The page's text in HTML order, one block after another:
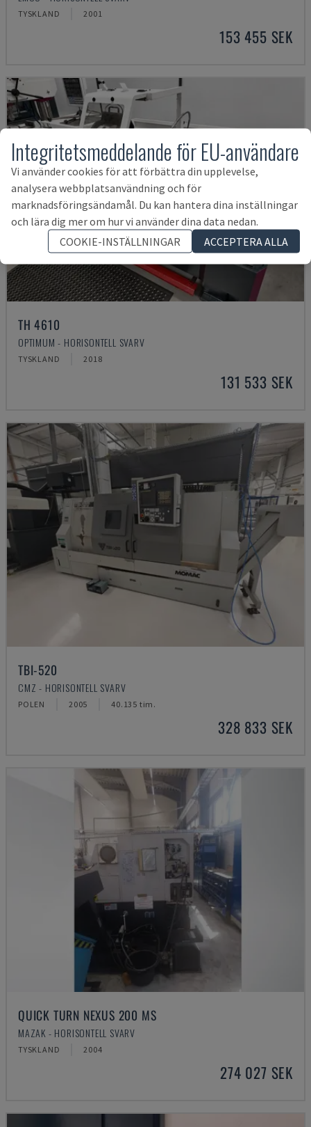
TYSKLAND 2001
153 455 SEK
TH 4610
OPTIMUM - HORISONTELL SVARV
TYSKLAND 2018
131 533 SEK
TBI-520
CMZ - HORISONTELL SVARV
POLEN 2005 40.135 tim.
328 833 SEK
QUICK TURN NEXUS 200 MS
MAZAK - HORISONTELL SVARV
TYSKLAND 2004
274 027 SEK
Integritetsmeddelande för EU-användare
Vi använder cookies för att förbättra din upplevelse,
analysera webbplatsanvändning och för
marknadsföringsändamål. Du kan hantera dina inställningar
och lära dig mer om hur vi använder dina data nedan.
COOKIE-INSTÄLLNINGAR
ACCEPTERA ALLA